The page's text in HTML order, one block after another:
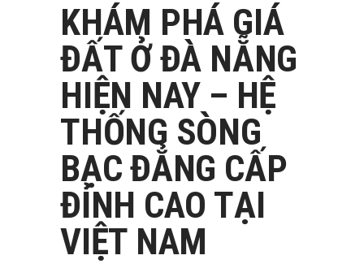
KHÁM PHÁ GIÁ
ĐẤT Ở ĐÀ NẴNG
HIỆN NAY – HỆ
THỐNG SÒNG
BẠC ĐẲNG CẤP
ĐỈNH CAO TẠI
VIỆT NAM